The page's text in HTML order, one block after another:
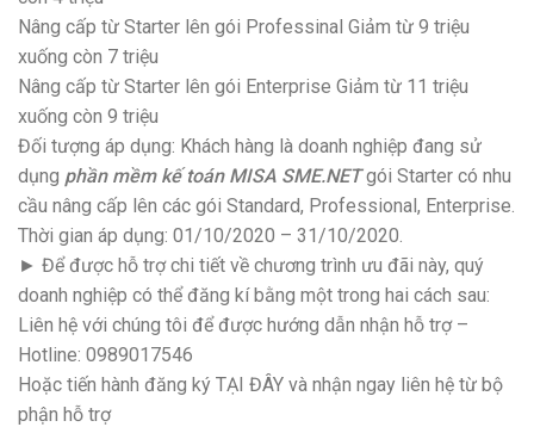
Nâng cấp từ Starter lên gói Professinal Giảm từ 9 triệu
xuống còn 7 triệu
Nâng cấp từ Starter lên gói Enterprise Giảm từ 11 triệu
xuống còn 9 triệu
Đối tượng áp dụng: Khách hàng là doanh nghiệp đang sử
dụng phần mềm kế toán MISA SME.NETgói Starter có nhu
cầu nâng cấp lên các gói Standard, Professional, Enterprise.
Thời gian áp dụng: 01/10/2020 – 31/10/2020.
► Để được hỗ trợ chi tiết về chương trình ưu đãi này, quý
doanh nghiệp có thể đăng kí bằng một trong hai cách sau:
Liên hệ với chúng tôi để được hướng dẫn nhận hỗ trợ –
Hotline: 0989017546
Hoặc tiến hành đăng ký TẠI ĐÂY và nhận ngay liên hệ từ bộ
phận hỗ trợ